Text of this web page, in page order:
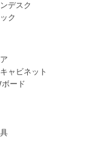
デスク
ク
ャビネット
ボード